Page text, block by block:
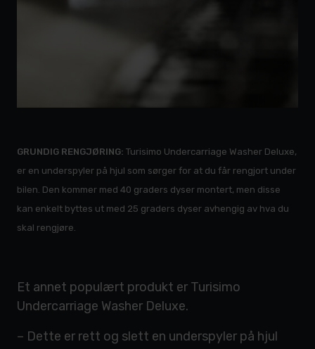
GRUNDIG RENGJØRING: Turisimo Undercarriage Washer Deluxe,
er en underspyler på hjul som sørger for at du får rengjort under
bilen. Den kommer med 40 graders dyser montert, men disse
kan enkelt byttes ut med 25 graders dyser avhengig av hva du
skal rengjøre.
Et annet populært produkt er Turisimo
Undercarriage Washer Deluxe.
– Dette er rett og slett en underspyler på hjul